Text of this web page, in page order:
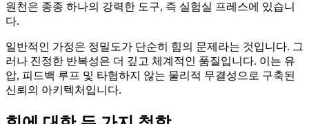
원천은 종종 하나의 강력한 도구, 즉 실험실 프레스에 있습니
다.
일반적인 가정은 정밀도가 단순히 힘의 문제라는 것입니다. 그
러나 진정한 반복성은 더 깊고 체계적인 품질입니다. 이는 유
압, 피드백 루프 및 타협하지 않는 물리적 무결성으로 구축된
신뢰의 아키텍처입니다.